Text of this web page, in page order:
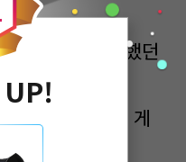
크게 만들려고 했던
거다.
떨어져 있다는 게